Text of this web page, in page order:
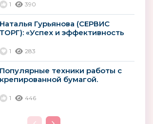
1 390
Наталья Гурьянова (СЕРВИС
ТОРГ): «Успех и эффективность
1 283
Популярные техники работы с
крепированной бумагой.
1 446